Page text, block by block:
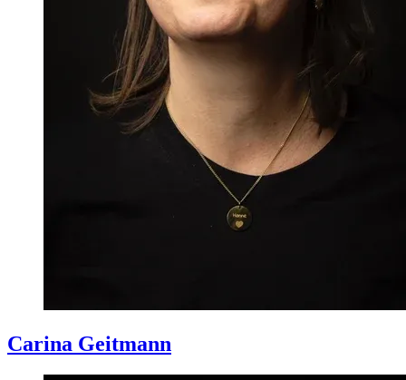
Carina Geitmann